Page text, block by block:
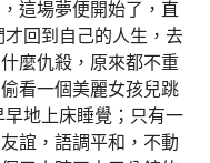
這場夢便開始了，直
回到自己的人生，去
麼仇殺，原來都不重
看一個美麗女孩兒跳
地上床睡覺；只有一
誼，語調平和，不動